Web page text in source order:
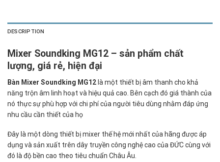
DESCRIPTION
Mixer Soundking MG12 – sản phẩm chất
lượng, giá rẻ, hiện đại
Bàn Mixer Soundking MG12 là một thiết bị âm thanh cho khả
năng trộn âm linh hoạt và hiệu quả cao. Bên cạch đó giá thành của
nó thực sự phù hợp với chi phí của người tiêu dùng nhằm đáp ứng
nhu cầu cần thiết của họ
Đây là một dòng thiết bị mixer thế hệ mới nhất của hãng được áp
dụng và sản xuất trên dây truyền công nghệ cao của ĐỨC cùng với
đó là độ bền cao theo tiêu chuẩn Châu Âu.